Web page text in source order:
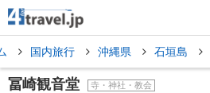
国内旅行 沖縄県 石垣島
冨崎観音堂 寺・神社・教会